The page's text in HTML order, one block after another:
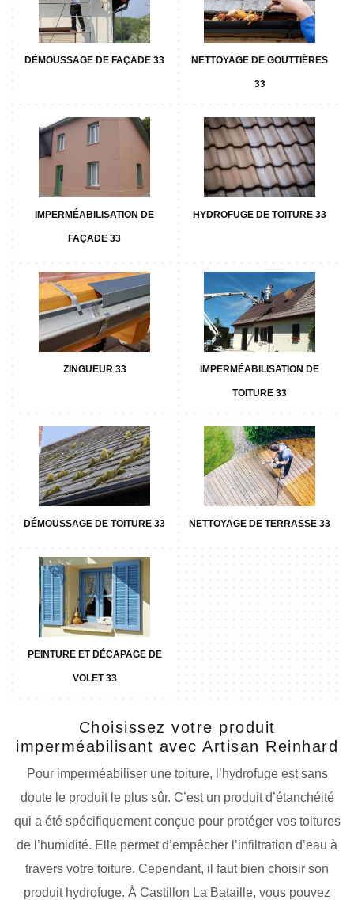
DÉMOUSSAGE DE FAÇADE 33 NETTOYAGE DE GOUTTIÈRES
33
IMPERMÉABILISATION DE
FAÇADE 33
HYDROFUGE DE TOITURE 33
ZINGUEUR 33 IMPERMÉABILISATION DE
TOITURE 33
DÉMOUSSAGE DE TOITURE 33 NETTOYAGE DE TERRASSE 33
PEINTURE ET DÉCAPAGE DE
VOLET 33
Choisissez votre produit
imperméabilisant avec Artisan Reinhard
Pour imperméabiliser une toiture, l’hydrofuge est sans
doute le produit le plus sûr. C’est un produit d’étanchéité
qui a été spécifiquement conçue pour protéger vos toitures
de l’humidité. Elle permet d’empêcher l’infiltration d’eau à
travers votre toiture. Cependant, il faut bien choisir son
produit hydrofuge. À Castillon La Bataille, vous pouvez